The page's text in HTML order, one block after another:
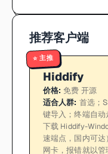
推荐客户端
⭐主推
Hiddify
价格: 免费 开源
适合人群: 首选；
键导入；终端自动
下载 Hiddify-
速端点，国内可达
网卡，报错就以管